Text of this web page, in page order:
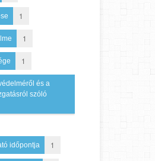
1
1
1
és a
szóló
időpontja 1